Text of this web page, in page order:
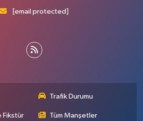
[email protected]
Trafik Durumu
Fikstür Tüm Manşetler